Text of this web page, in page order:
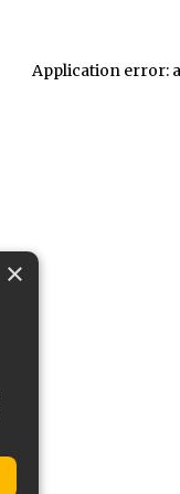
Application error:
×